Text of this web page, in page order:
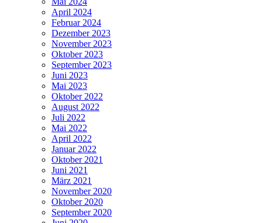
April 2024
Februar 2024
Dezember 2023
November 2023
Oktober 2023
September 2023
Juni 2023
Mai 2023
Oktober 2022
August 2022
Juli 2022
Mai 2022
April 2022
Januar 2022
Oktober 2021
Juni 2021
März 2021
November 2020
Oktober 2020
September 2020